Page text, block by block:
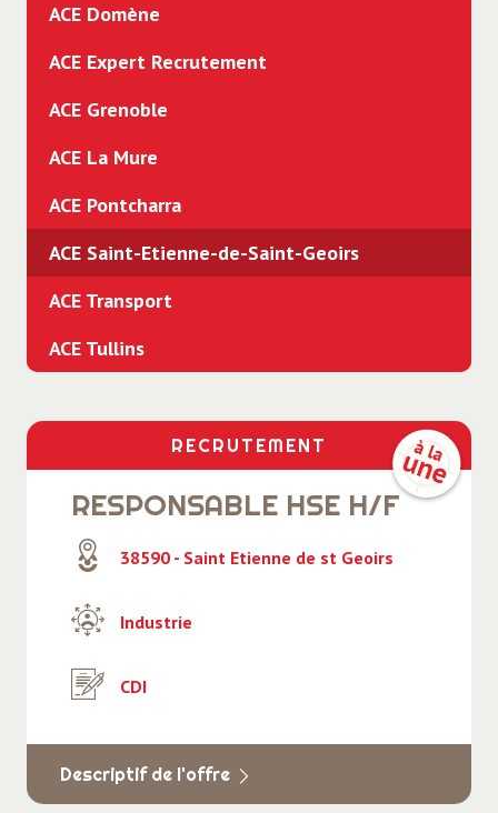
RECRUTEMENT
RESPONSABLE HSE H/F
38590 - Saint Etienne de st Geoirs
Industrie
CDI
Descriptif de l'offre
Grande Distribution
Immobilier
Industrie
Informatique
Management - Encadrement
Manutention
Mécanique Auto PL Carrosserie
Médical - Santé - Social
Postuler chez ACE Emploi
Secrétariat - Administratif - Accueil
ACE Domène
ACE Expert Recrutement
ACE Grenoble
ACE La Mure
ACE Pontcharra
ACE Saint-Etienne-de-Saint-Geoirs
ACE Transport
ACE Tullins